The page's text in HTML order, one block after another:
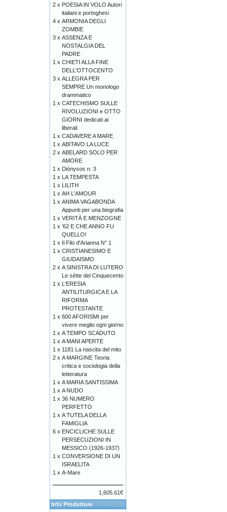
2 x POESIA IN VOLO Autori
italiani e portoghesi
4 x ARMONIA DEGLI
ZOMBIE
3 x ASSENZA E
NOSTALGIA DEL
PADRE
1 x CHIETI ALLA FINE
DELL'OTTOCENTO
3 x ALLEGRA PER
SEMPRE Un monologo
drammatico
1 x CATECHISMO SULLE
RIVOLUZIONI e OTTO
GIORNI dedicati ai
liberali
1 x CADAVERE A MARE
1 x ABITAVO LA LUCE
2 x ABELARD SOLO PER
AMORE
1 x Diònysos n. 3
1 x LA TEMPESTA
1 x LILITH
1 x AH L'AMOUR
1 x ANIMA VAGABONDA
Appunti per una biografia
1 x VERITÀ E MENZOGNE
1 x '62 E CHE ANNO FU
QUELLO!
1 x Il Filo d'Arianna N° 1
1 x CRISTIANESIMO E
GIUDAISMO
2 x A SINISTRA DI LUTERO
Le sètte del Cinquecento
1 x L'ERESIA
ANTILITURGICA E LA
RIFORMA
PROTESTANTE
1 x 600 AFORISMI per
vivere meglio ogni giorno
1 x A TEMPO SCADUTO
1 x A MANI APERTE
1 x 1181 La nascita del mito
2 x A MARGINE Teoria
critica e sociologia della
letteratura
1 x A MARIA SANTISSIMA
1 x A NUDO
1 x 36 NUMERO
PERFETTO
1 x A TUTELA DELLA
FAMIGLIA
6 x ENCICLICHE SULLE
PERSECUZIONI IN
MESSICO (1926-1937)
1 x CONVERSIONE DI UN
ISRAELITA
1 x A-Mare
1,605.61€
Info Produttore